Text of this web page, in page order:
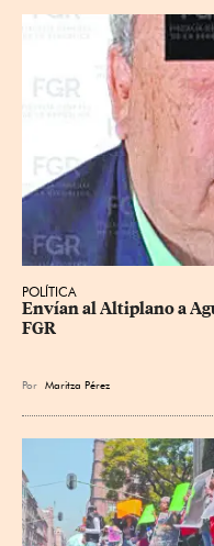
POLÍTICA
Envían al Altiplano a
FGR
Por Maritza Pérez